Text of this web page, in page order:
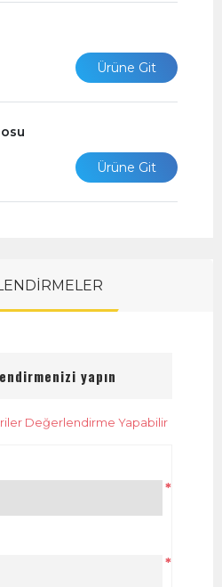
Ürüne Git
Ürüne Git
yapın
Değerlendirme Yapabilir
*
*